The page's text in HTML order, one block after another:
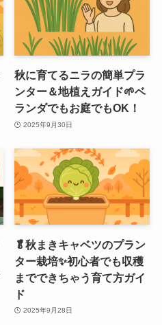
秋に育てるニラの簡単プラ
ンター＆地植えガイド🌱ベ
ランダでもお庭でもOK！
2025年9月30日
🥬秋まきキャベツのプラン
ター栽培✨初心者でも収穫
までできちゃう育て方ガイ
ド
2025年9月28日